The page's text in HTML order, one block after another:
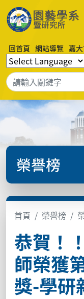
回首頁 網站導覽 嘉
榮譽榜
首頁 榮譽榜
恭賀！
師榮獲
獎-學研